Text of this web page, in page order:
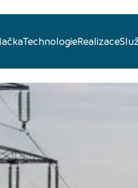
TechnologieRealizace